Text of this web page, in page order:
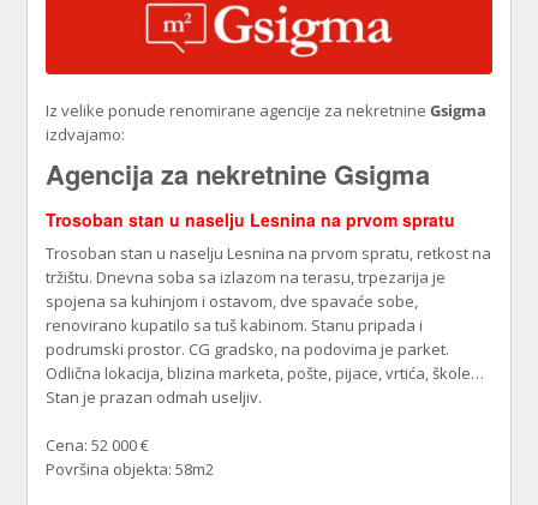
Iz velike ponude renomirane agencije za nekretnineGsigma
izdvajamo:
Agencija za nekretnine Gsigma
Trosoban stan u naselju Lesnina na prvom spratu
Trosoban stan u naselju Lesnina na prvom spratu, retkost na
tržištu. Dnevna soba sa izlazom na terasu, trpezarija je
spojena sa kuhinjom i ostavom, dve spavaće sobe,
renovirano kupatilo sa tuš kabinom. Stanu pripada i
podrumski prostor. CG gradsko, na podovima je parket.
Odlična lokacija, blizina marketa, pošte, pijace, vrtića, škole…
Stan je prazan odmah useljiv.
Cena: 52 000 €
Površina objekta: 58m2